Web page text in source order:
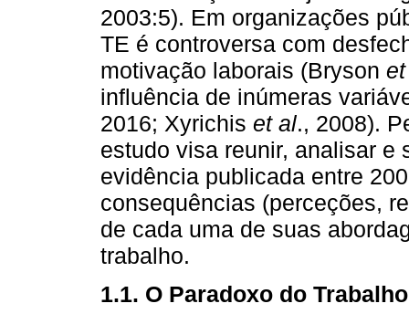
2003:5). Em organizações
TE é controversa com
motivação laborais (Bryson
influência de inúmeras
2016; Xyrichis et al., 2008).
estudo visa reunir, analisar e
evidência publicada entre
consequências (perceções,
de cada uma de suas
trabalho.
1.1. O Paradoxo do